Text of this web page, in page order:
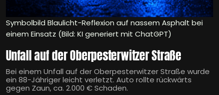
Symbolbild Blaulicht-Reflexion auf nassem Asphalt bei
einem Einsatz (Bild: KI generiert mit ChatGPT)
Unfall auf der Oberpesterwitzer Straße
Bei einem Unfall auf der Oberpesterwitzer Straße wurde
ein 88-Jähriger leicht verletzt. Auto rollte rückwärts
gegen Zaun, ca. 2.000 € Schaden.